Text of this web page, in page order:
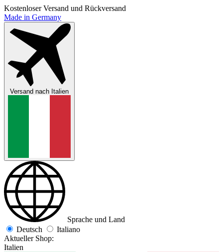
Kostenloser Versand und Rückversand
Made in Germany
Versand nach Italien
Sprache und Land
Deutsch
Italiano
Aktueller Shop:
Italien